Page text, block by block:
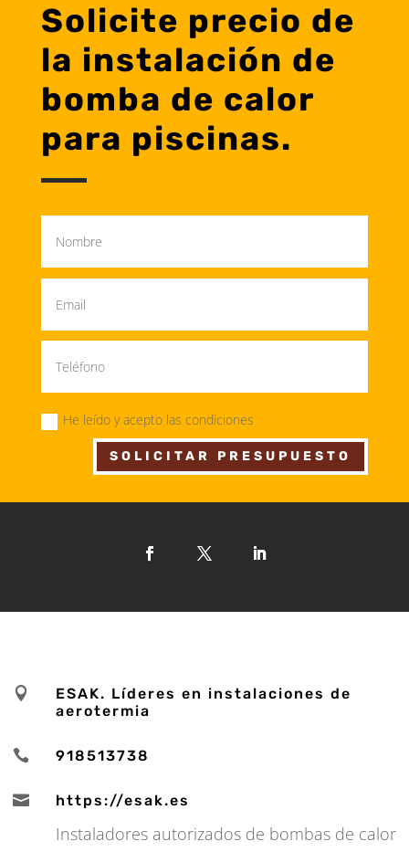
Solicite precio de
la instalación de
bomba de calor
para piscinas.
He leído y acepto las condiciones
SOLICITAR PRESUPUESTO

ESAK. Líderes en instalaciones de
aerotermia
 918513738
 https://esak.es
Instaladores autorizados de bombas de calor